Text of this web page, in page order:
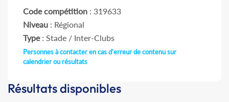
Code compétition : 319633
Niveau : Régional
Type: Stade / Inter-Clubs
Personnes à contacter en cas d'erreur de contenu sur
calendrier ou résultats
Résultats disponibles